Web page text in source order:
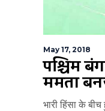
May 17, 2018
पश्चिम
ममता
भारी हिंसा के